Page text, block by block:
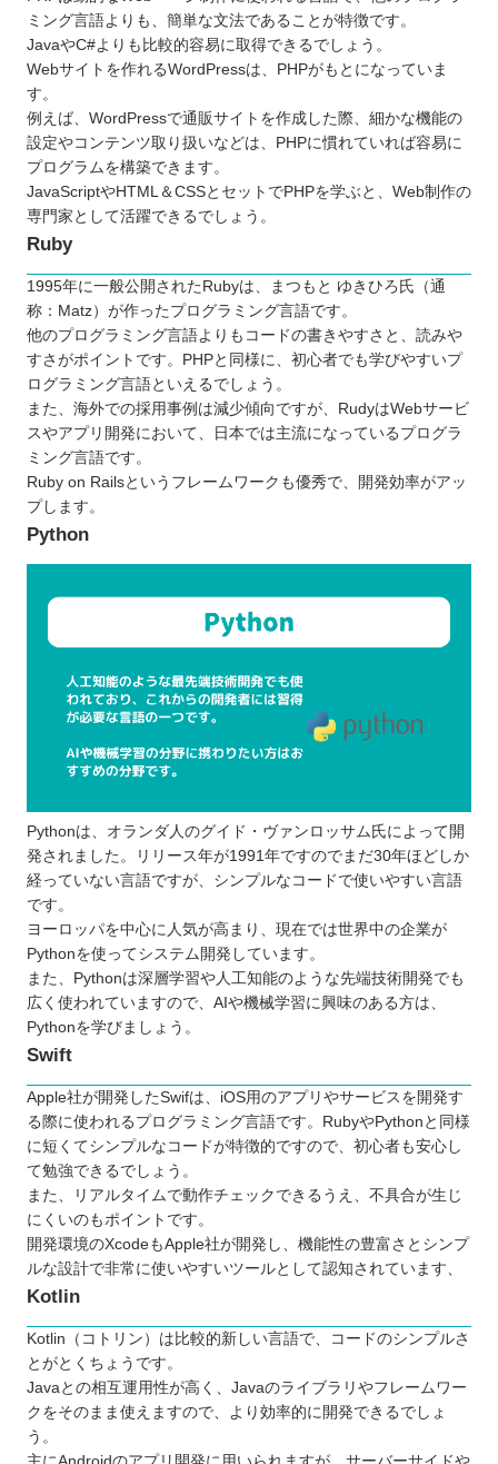
ミング言語よりも、簡単な文法であることが特徴です。
JavaやC#よりも比較的容易に取得できるでしょう。
Webサイトを作れるWordPressは、PHPがもとになっていま
す。
例えば、WordPressで通販サイトを作成した際、細かな機能の
設定やコンテンツ取り扱いなどは、PHPに慣れていれば容易に
プログラムを構築できます。
JavaScriptやHTML＆CSSとセットでPHPを学ぶと、Web制作の
専門家として活躍できるでしょう。
Ruby
1995年に一般公開されたRubyは、まつもと ゆきひろ氏（通
称：Matz）が作ったプログラミング言語です。
他のプログラミング言語よりもコードの書きやすさと、読みや
すさがポイントです。PHPと同様に、初心者でも学びやすいプ
ログラミング言語といえるでしょう。
また、海外での採用事例は減少傾向ですが、RudyはWebサービ
スやアプリ開発において、日本では主流になっているプログラ
ミング言語です。
Ruby on Railsというフレームワークも優秀で、開発効率がアッ
プします。
Python
Pythonは、オランダ人のグイド・ヴァンロッサム氏によって開
発されました。リリース年が1991年ですのでまだ30年ほどしか
経っていない言語ですが、シンプルなコードで使いやすい言語
です。
ヨーロッパを中心に人気が高まり、現在では世界中の企業が
Pythonを使ってシステム開発しています。
また、Pythonは深層学習や人工知能のような先端技術開発でも
広く使われていますので、AIや機械学習に興味のある方は、
Pythonを学びましょう。
Swift
Apple社が開発したSwifは、iOS用のアプリやサービスを開発す
る際に使われるプログラミング言語です。RubyやPythonと同様
に短くてシンプルなコードが特徴的ですので、初心者も安心し
て勉強できるでしょう。
また、リアルタイムで動作チェックできるうえ、不具合が生じ
にくいのもポイントです。
開発環境のXcodeもApple社が開発し、機能性の豊富さとシンプ
ルな設計で非常に使いやすいツールとして認知されています、
Kotlin
Kotlin（コトリン）は比較的新しい言語で、コードのシンプルさ
とがとくちょうです。
Javaとの相互運用性が高く、Javaのライブラリやフレームワー
クをそのまま使えますので、より効率的に開発できるでしょ
う。